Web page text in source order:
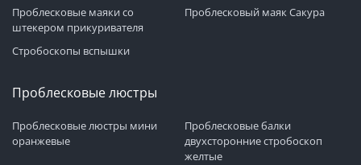
Проблесковые маяки со
штекером прикуривателя
Проблесковый маяк Сакура
Стробоскопы вспышки
Проблесковые люстры
Проблесковые люстры мини
оранжевые
Проблесковые балки
двухсторонние стробоскоп
желтые